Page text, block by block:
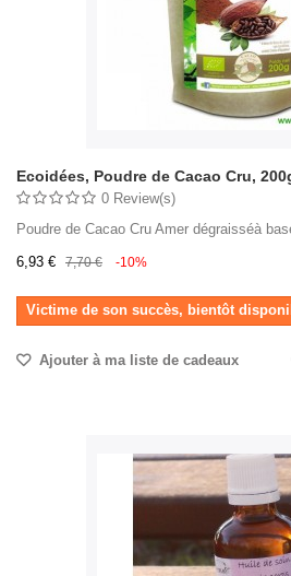
Ecoidées, Poudre de Cacao Cru,
0 Review(s)
Poudre de Cacao Cru Amer dégraisséà
6,93 €
7,70 € -10%
Victime de son succès, bientôt
Ajouter à ma liste de cadeaux